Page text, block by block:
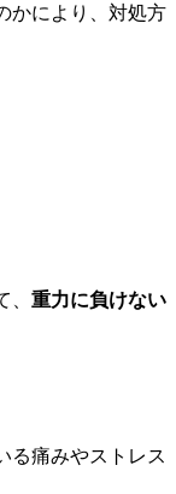
かにより、対処方
重力に負けない
る痛みやストレス